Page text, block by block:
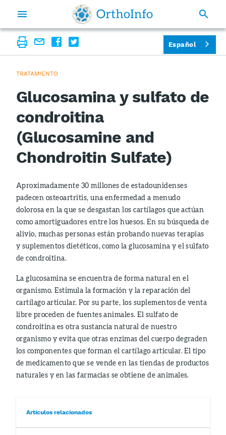
TRATAMIENTO
Glucosamina y sulfato de
condroitina
(Glucosamine and
Chondroitin Sulfate)
Aproximadamente 30 millones de estadounidenses
padecen osteoartritis, una enfermedad a menudo
dolorosa en la que se desgastan los cartílagos que actúan
como amortiguadores entre los huesos. En su búsqueda de
alivio, muchas personas están probando nuevas terapias
y suplementos dietéticos, como la glucosamina y el sulfato
de condroitina.
La glucosamina se encuentra de forma natural en el
organismo. Estimula la formación y la reparación del
cartílago articular. Por su parte, los suplementos de venta
libre proceden de fuentes animales. El sulfato de
condroitina es otra sustancia natural de nuestro
organismo y evita que otras enzimas del cuerpo degraden
los componentes que forman el cartílago articular. El tipo
de medicamento que se vende en las tiendas de productos
naturales y en las farmacias se obtiene de animales.
Artículos relacionados
Español